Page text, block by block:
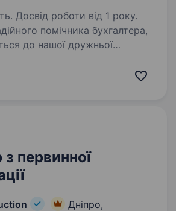
Досвід роботи від 1 року.
помічника бухгалтера,
до нашої дружньої
бухгалтерської
з первинної
Дніпро,